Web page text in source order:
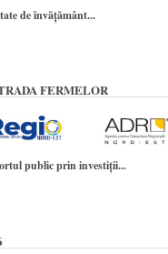
de învățământ...
FERMELOR
public prin investiții...